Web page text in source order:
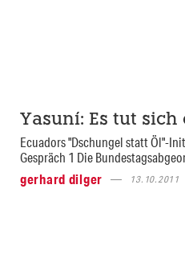
Yasuní: Es tut sich
Ecuadors "Dschungel statt Öl"-
Gespräch 1 Die
gerhard dilger
13.10.2011